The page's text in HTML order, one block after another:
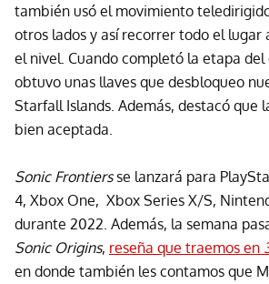
también usó el movimiento
otros lados y así recorrer todo el lugar
el nivel. Cuando completó la etapa del
obtuvo unas llaves que desbloqueo
Starfall Islands. Además, destacó que
bien aceptada.
Sonic Frontiersse lanzará para
4, Xbox One, Xbox Series X/S,
durante 2022. Además, la semana
Sonic Origins, reseña que traemos en
en donde también les contamos que